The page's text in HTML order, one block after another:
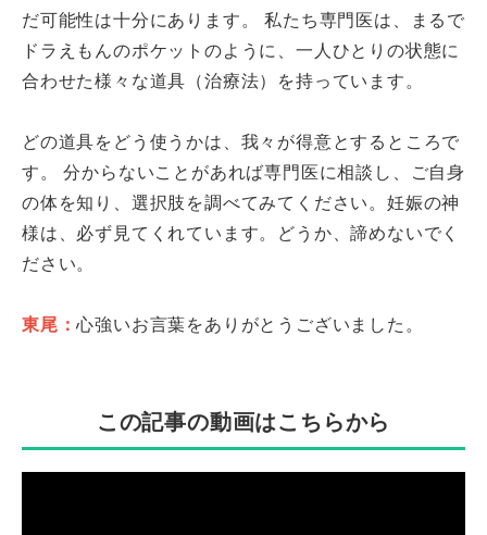
だ可能性は十分にあります。 私たち専門医は、まるで
ドラえもんのポケットのように、一人ひとりの状態に
合わせた様々な道具（治療法）を持っています。
どの道具をどう使うかは、我々が得意とするところで
す。 分からないことがあれば専門医に相談し、ご自身
の体を知り、選択肢を調べてみてください。妊娠の神
様は、必ず見てくれています。どうか、諦めないでく
ださい。
東尾：心強いお言葉をありがとうございました。
この記事の動画はこちらから